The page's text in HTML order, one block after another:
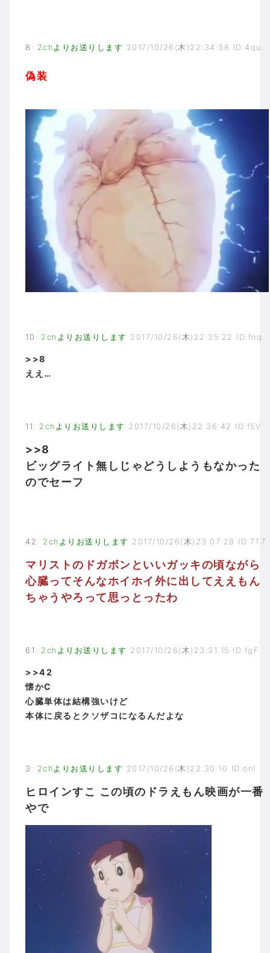
8 : 2chよりお送りします 2017/10/26(木)22:34:38 ID:4qu
偽装
10 : 2chよりお送りします 2017/10/26(木)22:35:22 ID:fnq
>>8
ええ…
11 : 2chよりお送りします 2017/10/26(木)22:36:42 ID:f5V
>>8
ビッグライト無しじゃどうしようもなかった
のでセーフ
42 : 2chよりお送りします 2017/10/26(木)23:07:28 ID:7T7
マリストのドガボンといいガッキの頃ながら
心臓ってそんなホイホイ外に出してええもん
ちゃうやろって思っとったわ
61 : 2chよりお送りします 2017/10/26(木)23:31:15 ID:fgF
>>42
懐かC
心臓単体は結構強いけど
本体に戻るとクソザコになるんだよな
3 : 2chよりお送りします 2017/10/26(木)22:30:10 ID:onl
ヒロインすこ この頃のドラえもん映画が一番
やで